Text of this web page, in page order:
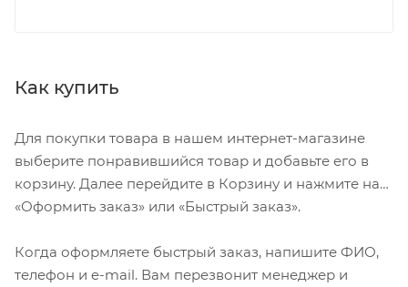
Как купить
Для покупки товара в нашем интернет-магазине
выберите понравившийся товар и добавьте его в
корзину. Далее перейдите в Корзину и нажмите на
«Оформить заказ» или «Быстрый заказ».
Когда оформляете быстрый заказ, напишите ФИО,
телефон и e-mail. Вам перезвонит менеджер и